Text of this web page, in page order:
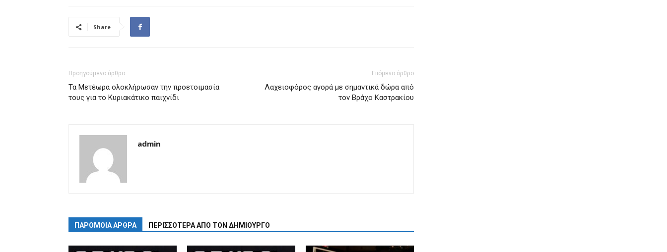
Share
Προηγούμενο άρθρο
Τα Μετέωρα ολοκλήρωσαν την προετοιμασία
τους για το Κυριακάτικο παιχνίδι
Επόμενο άρθρο
Λαχειοφόρος αγορά με σημαντικά δώρα από
τον Βράχο Καστρακίου
admin
ΠΑΡΟΜΟΙΑ ΑΡΘΡΑ ΠΕΡΙΣΣΟΤΕΡΑ ΑΠΟ ΤΟΝ ΔΗΜΙΟΥΡΓΟ